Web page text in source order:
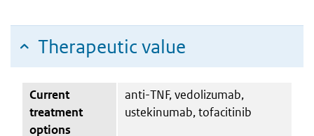
Therapeutic value
Current
treatment
options
anti-TNF, vedolizumab,
ustekinumab, tofacitinib